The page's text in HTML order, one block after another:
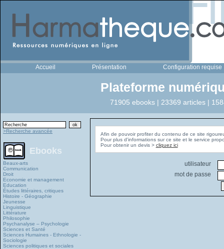
Accueil Présentation Configuration requise
Plateforme
71905 ebooks | 23369 articles |
>Recherche avancée
Ebooks
Beaux-arts
Communication
Droit
Economie et management
Education
Études littéraires, critiques
Histoire - Géographie
Jeunesse
Linguistique
Littérature
Philosophie
Psychanalyse – Psychologie
Sciences et Santé
Sciences Humaines - Ethnologie -
Sociologie
Sciences politiques et sociales
Afin de pouvoir profiter du contenu de ce site
Pour plus d'informations sur ce site et le service
Pour obtenir un devis > cliquez ici
utilisateur
mot de passe